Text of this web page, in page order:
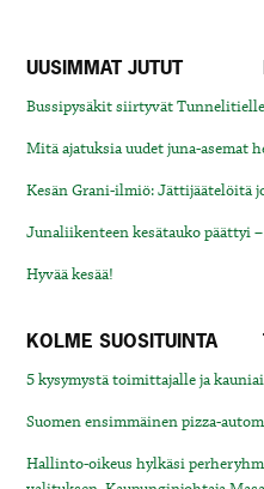
UUSIMMAT JUTUT
Bussipysäkit siirtyvät
Mitä ajatuksia uudet juna-asemat
Kesän Grani-ilmiö: Jättijäätelöitä
Junaliikenteen kesätauko päättyi
Hyvää kesää!
KOLME SUOSITUINTA
5 kysymystä toimittajalle ja
Suomen ensimmäinen pizza-
Hallinto-oikeus hylkäsi